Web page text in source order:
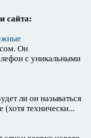
сайта:
Он
с уникальными
ли он называться
(хотя технически...